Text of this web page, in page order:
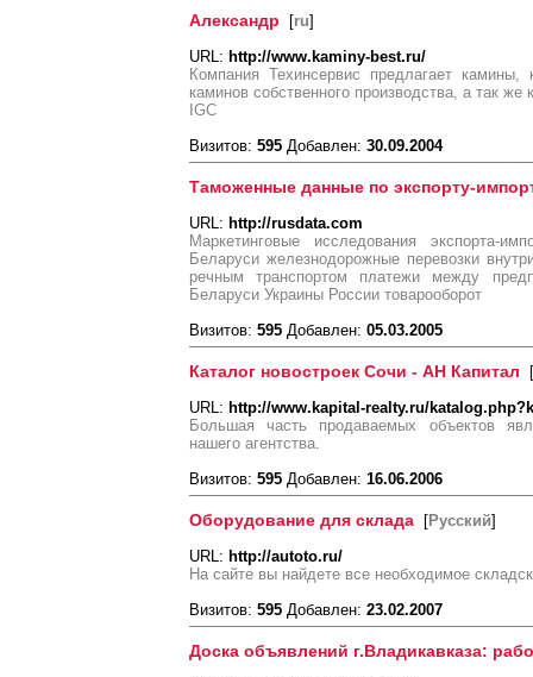
Александр [ru]
URL: http://www.kaminy-best.ru/
Компания Техинсервис предлагает
каминов собственного производства, а так
IGC
Визитов: 595 Добавлен: 30.09.2004
Таможенные данные по экспорту-
URL: http://rusdata.com
Маркетинговые исследования экспорта-
Беларуси железнодорожные перевозки
речным транспортом платежи между
Беларуси Украины России товарооборот
Визитов: 595 Добавлен: 05.03.2005
Каталог новостроек Сочи - АН Капитал [
URL: http://www.kapital-realty.ru/
Большая часть продаваемых объектов
нашего агентства.
Визитов: 595 Добавлен: 16.06.2006
Оборудование для склада [Русский]
URL: http://autoto.ru/
На сайте вы найдете все необходимое
Визитов: 595 Добавлен: 23.02.2007
Доска объявлений г.Владикавказа: